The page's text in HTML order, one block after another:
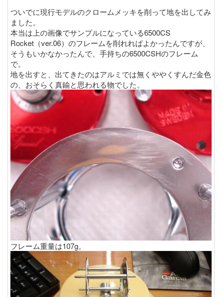
ついでに現行モデルのクロームメッキを削って地を出してみ
ました。
本当は上の画像でサンプルになっている6500CS
Rocket（ver.06）のフレームを削れればよかったんですが、
そうもいかなかったんで、手持ちの6500CSHのフレーム
で。
地を出すと、出てきたのはアルミでは無くややくすんだ金色
の、おそらく真鍮と思われる物でした。
フレーム重量は107g。